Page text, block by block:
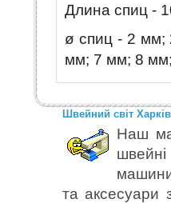
Длина спиц -
ø спиц - 2
мм; 7 мм; 8
Швейний світ
Наш
та аксесуари